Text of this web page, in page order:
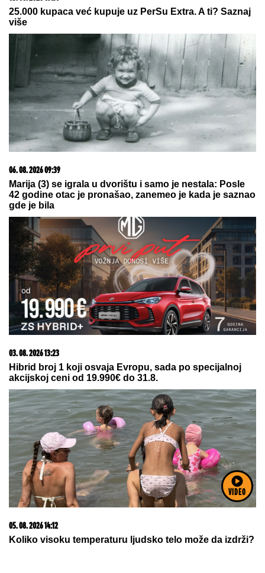
VIDEO
09. 07. 2026 09:20
Komfor po meri klijenata: nova linija paketa ALTA
07. 08. 2026 09:14
Сазнања „Политике”: Црна Гора следећа у војном
савезу Загреба, Тиране и Приштине
03. 08. 2026 07:31
25.000 kupaca već kupuje uz PerSu Extra. A ti? Saznaj
više